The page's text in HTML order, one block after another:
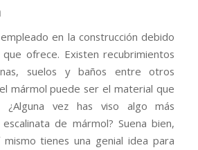
en la construcción debido
ofrece. Existen recubrimientos
suelos y baños entre otros
mármol puede ser el material que
vez has viso algo más
de mármol? Suena bien,
mismo tienes una genial idea para